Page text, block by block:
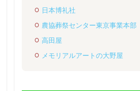
日本博礼社
農協葬祭センター東京事業本部
高田屋
メモリアルアートの大野屋